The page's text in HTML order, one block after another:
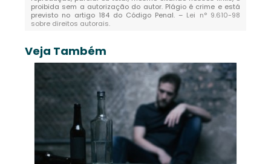
proibida sem a autorização do autor. Plágio é crime e está
previsto no artigo 184 do Código Penal. – Lei n° 9.610-98
sobre direitos autorais.
Veja Também